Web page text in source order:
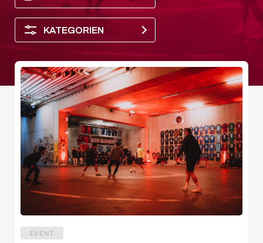
KATEGORIEN
Salzburger Halbzeit
EVENT